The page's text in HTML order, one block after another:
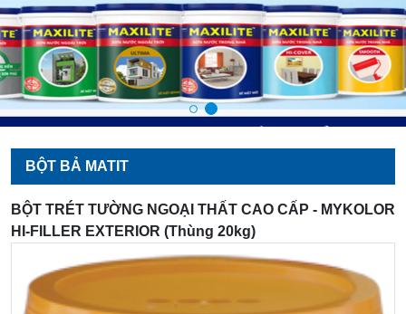
BỘT BẢ MATIT
BỘT TRÉT TƯỜNG NGOẠI THẤT CAO CẤP - MYKOLOR
HI-FILLER EXTERIOR (thùng 20kg)